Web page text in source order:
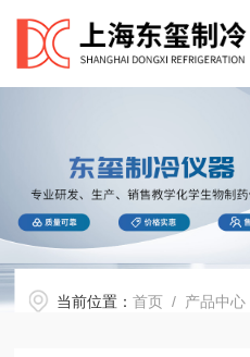
当前位置：首页 / 产品中心